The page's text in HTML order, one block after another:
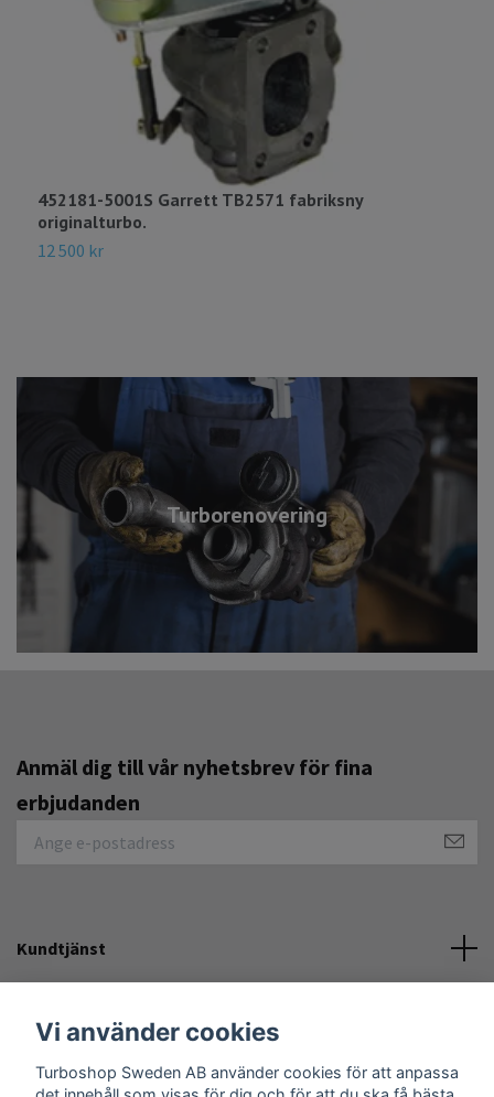
Turborenovering
452181-5001S Garrett TB2571 fabriksny
originalturbo.
12 500 kr
Anmäl dig till vår nyhetsbrev för fina
erbjudanden
Kundtjänst
Sociala medier
Vi använder cookies
Turboshop Sweden AB använder cookies för att anpassa